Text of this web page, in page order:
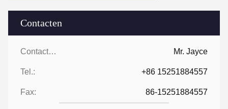
Contacten
Contacten: Mr. Jayce
Tel.: +86 15251884557
Fax: 86-15251884557